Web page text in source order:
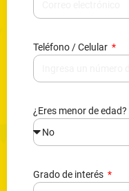
Teléfono / Celular
¿Eres menor de edad?
Grado de interés